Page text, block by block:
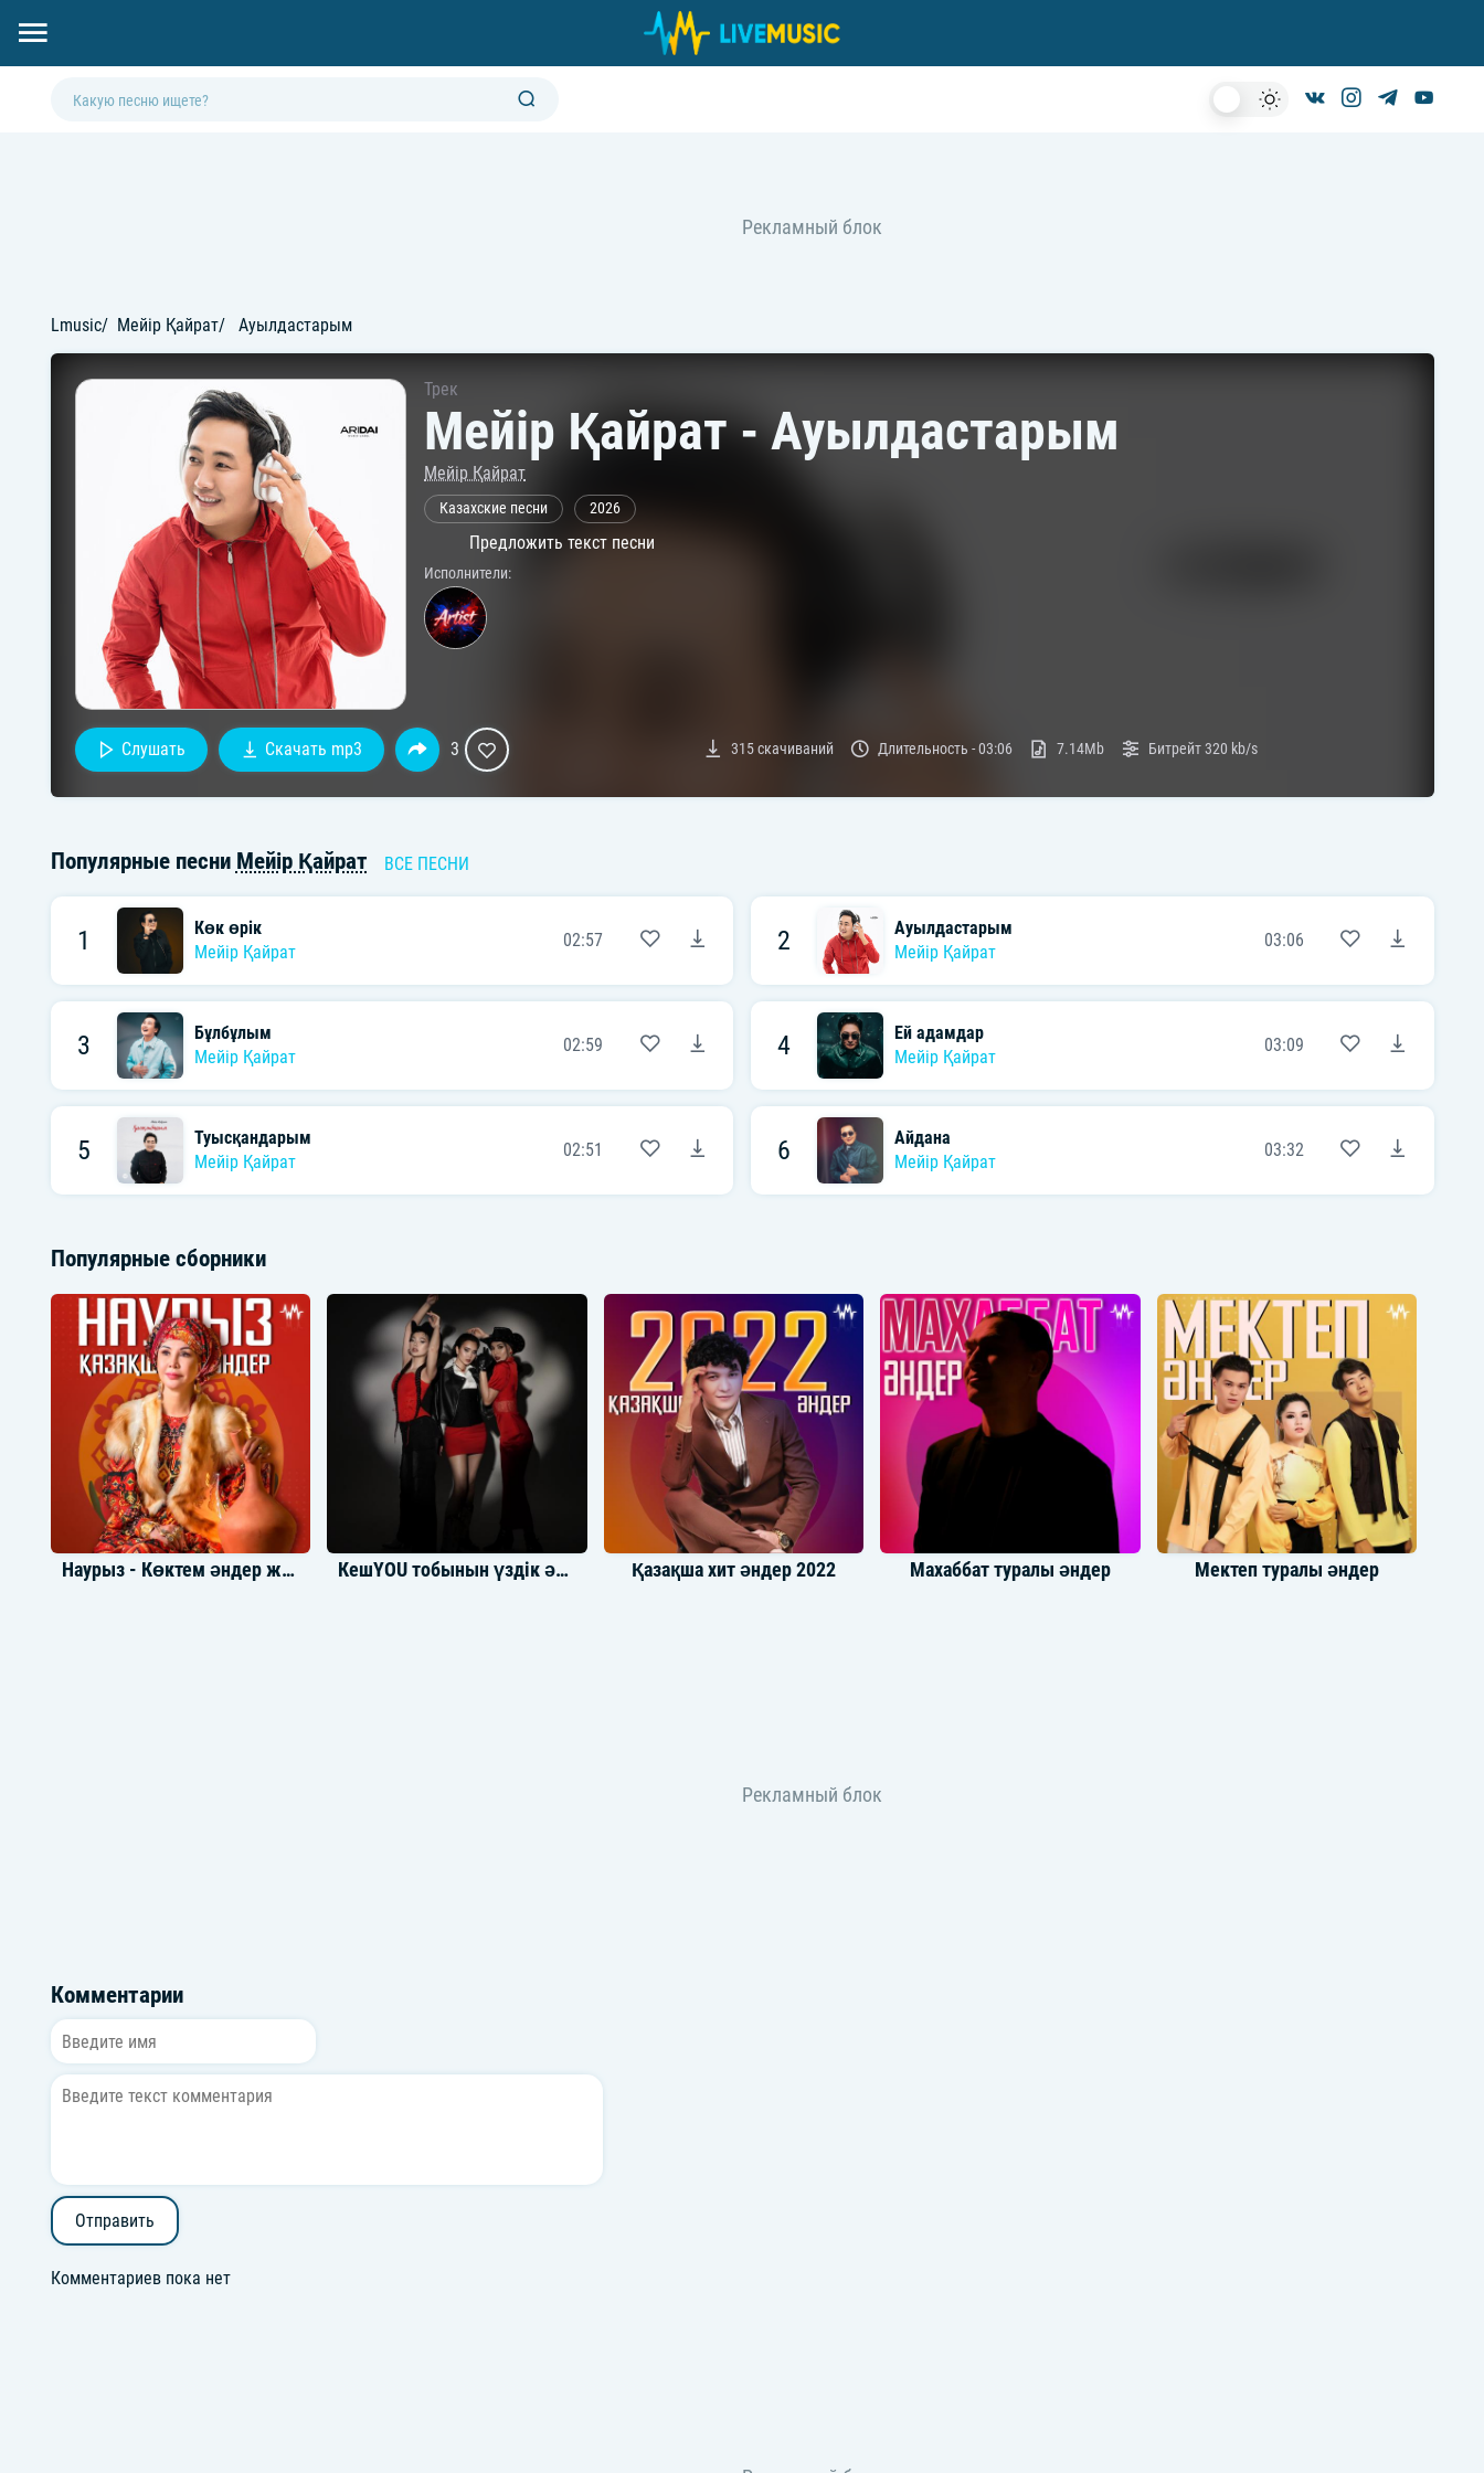
Lmusic Мейір Қайрат Ауылдастарым
Трек
Мейір Қайрат - Ауылдастарым
Мейір Қайрат
Казахские песни 2026
Предложить текст песни
Исполнители:
Слушать Скачать mp3 3 315скачиваний Длительность -03:06 7.14Mb Битрейт320 kb/s
Популярные песни Мейір Қайрат ВСЕ ПЕСНИ
1
Көк өрік
Мейір Қайрат
02:57 2
Ауылдастарым
Мейір Қайрат
03:06
3
Бұлбұлым
Мейір Қайрат
02:59 4
Ей адамдар
Мейір Қайрат
03:09
5
Туысқандарым
Мейір Қайрат
02:51 6
Айдана
Мейір Қайрат
03:32
Популярные сборники
Наурыз - Көктем әндер жинағы КешYOU тобынын үздік әндер Қазақша хит әндер 2022 Махаббат туралы әндер Мектеп туралы әндер
Комментарии
Отправить
Комментариев пока нет